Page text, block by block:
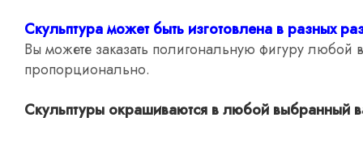
Скульптура может быть изготовлена в разных
Вы можете заказать полигональную фигуру
пропорционально.
Скульптуры окрашиваются в любой выбранный